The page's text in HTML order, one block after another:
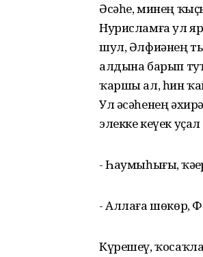
Әсәһе, минең
Нурисламға ул
шул, Әлфиәнең
алдына барып
ҡаршы ал, һин
Ул әсәһенең
элекке кеүек
- Һаумыһығыҙ,
- Аллаға шөкөр,
Күрешеү,